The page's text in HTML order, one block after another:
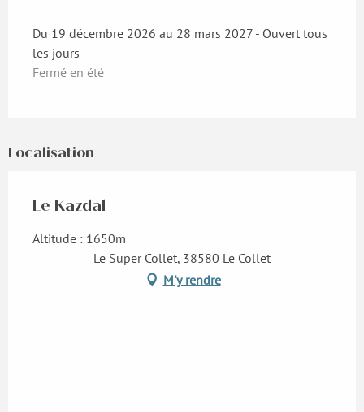
Du 19 décembre 2026 au 28 mars 2027 - Ouvert tous
les jours
Fermé en été
Localisation
Le Kazdal
Altitude : 1650m
Le Super Collet, 38580 Le Collet
M'y rendre